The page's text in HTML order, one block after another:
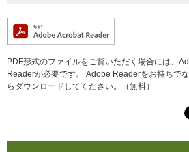
PDF形式のファイルをご覧いただく場合には、
Readerが必要です。
Adobe Readerをお持ちで
らダウンロードしてください。（無料）